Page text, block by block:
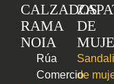
CALZADOS
RAMA
NOIA
Rúa
Comercio
DE
de